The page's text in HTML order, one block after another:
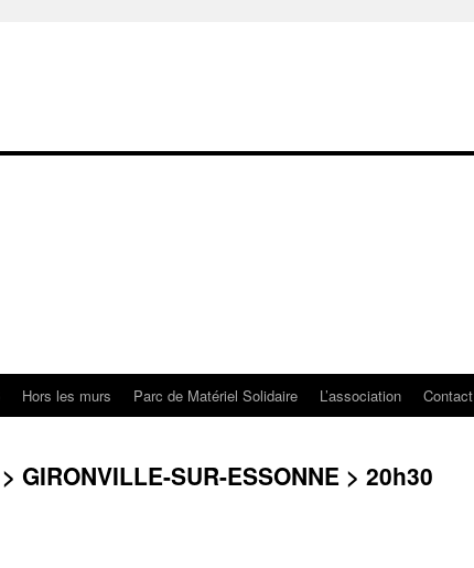
Hors les murs Parc de Matériel Solidaire L’association Contact
GIRONVILLE-SUR-ESSONNE > 20h30